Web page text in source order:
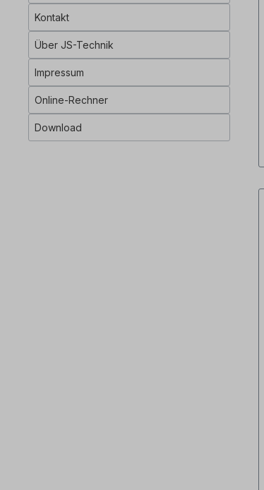
Kontakt
Über JS-Technik
Impressum
Online-Rechner
Download